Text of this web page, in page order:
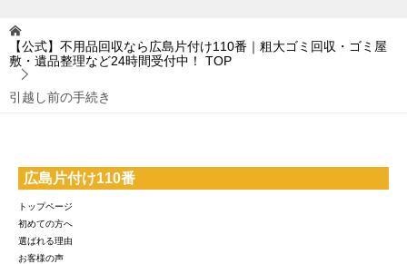
【公式】不用品回収なら広島片付け110番｜粗大ゴミ回収・ゴミ屋
敷・遺品整理など24時間受付中！
TOP
引越し前の手続き
広島片付け110番
トップページ
初めての方へ
選ばれる理由
お客様の声